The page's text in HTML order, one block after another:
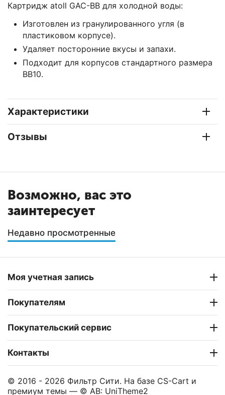
Картридж atoll GAC-BB для холодной воды:
Изготовлен из гранулированного угля (в
пластиковом корпусе).
Удаляет посторонние вкусы и запахи.
Подходит для корпусов стандартного размера
BB10.
Характеристики
Отзывы
Возможно, вас это
заинтересует
Недавно просмотренные
Моя учетная запись
Покупателям
Покупательский сервис
Контакты
© 2016 - 2026 Фильтр Сити. На базе CS-Cart и
премиум темы — © AB: UniTheme2